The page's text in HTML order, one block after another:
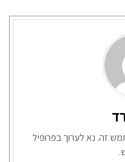
זה. נא לערוך בפרופיל